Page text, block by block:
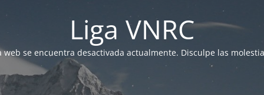
Liga VNRC
web se encuentra desactivada actualmente. Disculpe las